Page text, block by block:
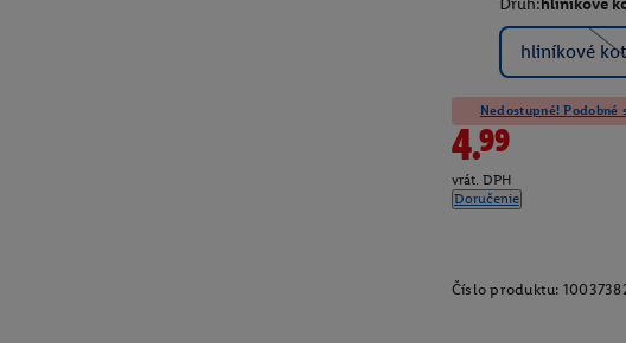
Druh:hliníkové
hliníkové
Nedostupné!
4.99
vrát. DPH
Doručenie
Číslo produktu: